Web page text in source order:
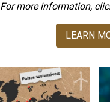
For more information,
LEARN